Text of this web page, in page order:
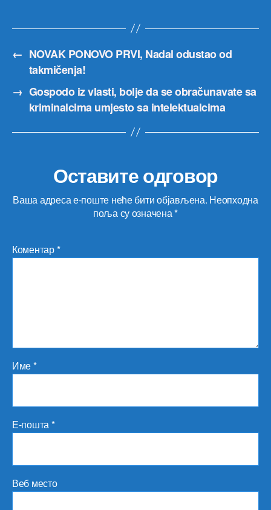
← NOVAK PONOVO PRVI, Nadal odustao od
takmičenja!
→ Gospodo iz vlasti, bolje da se obračunavate sa
kriminalcima umjesto sa intelektualcima
Оставите одговор
Ваша адреса е-поште неће бити објављена. Неопходна
поља су означена*
Коментар*
Име*
Е-пошта*
Веб место